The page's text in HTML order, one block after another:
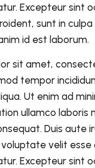
Excepteur sint
sunt in
id est laborum.
sit amet,
tempor
Ut enim ad
ullamco laboris
Duis aute
velit esse
Excepteur sint